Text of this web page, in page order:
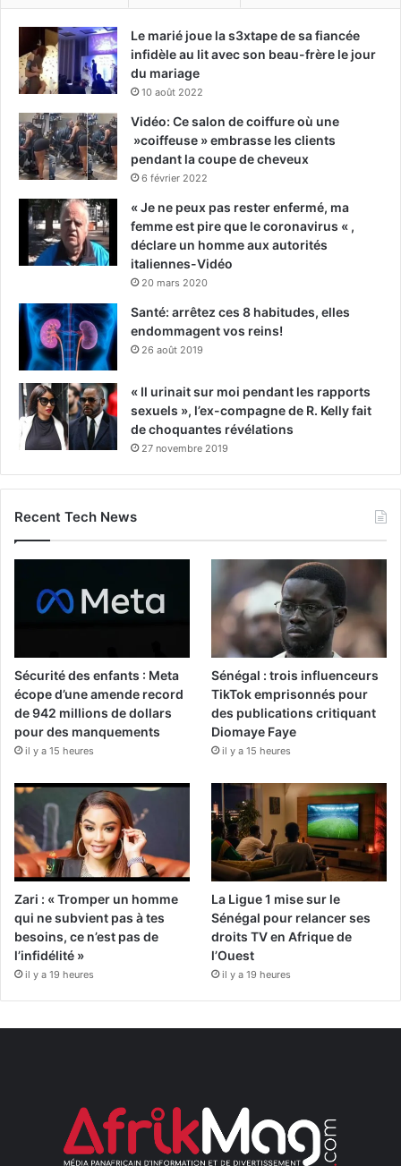
Le marié joue la s3xtape de sa fiancée
infidèle au lit avec son beau-frère le jour
du mariage
10 août 2022
Vidéo: Ce salon de coiffure où une
»coiffeuse » embrasse les clients
pendant la coupe de cheveux
6 février 2022
« Je ne peux pas rester enfermé, ma
femme est pire que le coronavirus « ,
déclare un homme aux autorités
italiennes-Vidéo
20 mars 2020
Santé: arrêtez ces 8 habitudes, elles
endommagent vos reins!
26 août 2019
« Il urinait sur moi pendant les rapports
sexuels », l’ex-compagne de R. Kelly fait
de choquantes révélations
27 novembre 2019
Recent Tech News
Sécurité des enfants : Meta
écope d’une amende record
de 942 millions de dollars
pour des manquements
il y a 15 heures
Sénégal : trois influenceurs
TikTok emprisonnés pour
des publications critiquant
Diomaye Faye
il y a 15 heures
Zari : « Tromper un homme
qui ne subvient pas à tes
besoins, ce n’est pas de
l’infidélité »
il y a 19 heures
La Ligue 1 mise sur le
Sénégal pour relancer ses
droits TV en Afrique de
l’Ouest
il y a 19 heures